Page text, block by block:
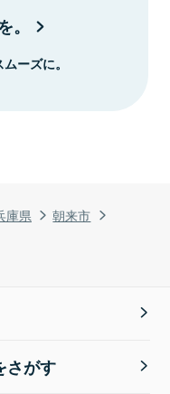
庫県
朝来市
。
ーズに。
さがす